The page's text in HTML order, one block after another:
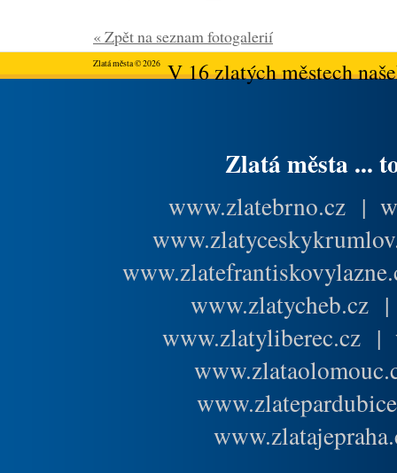
« Zpět na seznam fotogalerií
Zlatá města © 2026V 16 zlatých městech
Zlatá města ...
www.zlatebrno.cz |
www.zlatycheb.cz
www.zlatyliberec.cz |